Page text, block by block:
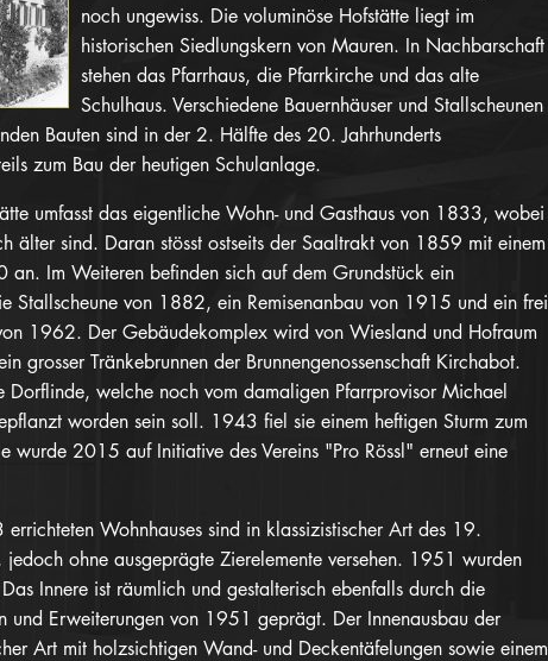
noch ungewiss. Die voluminöse Hofstätte liegt im
historischen Siedlungskern von Mauren. In Nachbarschaft
stehen das Pfarrhaus, die Pfarrkirche und das alte
Schulhaus. Verschiedene Bauernhäuser und Stallscheunen
Bauten sind in der 2. Hälfte des 20. Jahrhunderts
zum Bau der heutigen Schulanlage.
umfasst das eigentliche Wohn- und Gasthaus von 1833, wobei
älter sind. Daran stösst ostseits der Saaltrakt von 1859 mit einem
an. Im Weiteren befinden sich auf dem Grundstück ein
Stallscheune von 1882, ein Remisenanbau von 1915 und ein frei
1962. Der Gebäudekomplex wird von Wiesland und Hofraum
grosser Tränkebrunnen der Brunnengenossenschaft Kirchabot.
Dorflinde, welche noch vom damaligen Pfarrprovisor Michael
worden sein soll. 1943 fiel sie einem heftigen Sturm zum
wurde 2015 auf Initiative des Vereins "Pro Rössl" erneut eine
Wohnhauses sind in klassizistischer Art des 19.
jedoch ohne ausgeprägte Zierelemente versehen. 1951 wurden
Innere ist räumlich und gestalterisch ebenfalls durch die
und Erweiterungen von 1951 geprägt. Der Innenausbau der
Art mit holzsichtigen Wand- und Deckentäfelungen sowie einem